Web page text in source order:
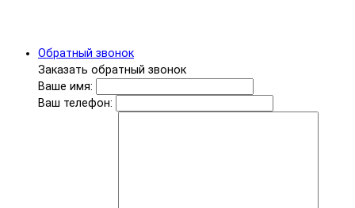
Обратный звонок
Заказать обратный звонок
Ваше имя:
Ваш телефон: